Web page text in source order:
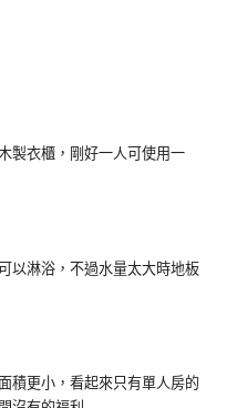
製衣櫃，剛好一人可使用一
以淋浴，不過水量太大時地板
積更小，看起來只有單人房的